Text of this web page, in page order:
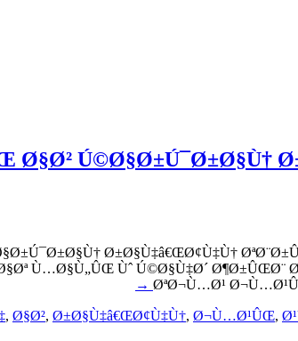
Ú©Ø§Ø±Ú¯Ø±Ø§Ù†
Ø±Ø§Ù‡â€ŒØ¢Ù‡Ù†
Ù…Ø§Ù„ÛŒ Ùˆ Ú©Ø§Ù‡Ø´
ØªØ¬Ù…Ø¹
→
, Ø§Ø², Ø±Ø§Ù‡â€ŒØ¢Ù‡Ù†, Ø¬Ù…Ø¹ÛŒ,